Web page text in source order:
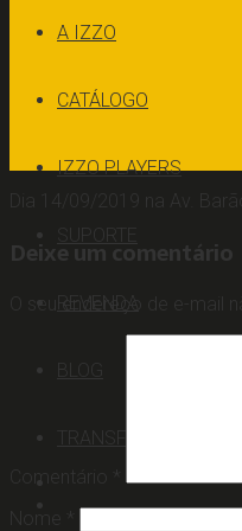
A IZZO
CATÁLOGO
IZZO PLAYERS
SUPORTE
REVENDA
BLOG
TRANSFORMAR
Dia 14/09/2019 na Av.
Deixe um comentário
O seu endereço de e-mail
Comentário
*
Nome
*